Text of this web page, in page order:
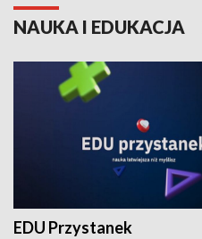
NAUKA I EDUKACJA
EDU Przystanek